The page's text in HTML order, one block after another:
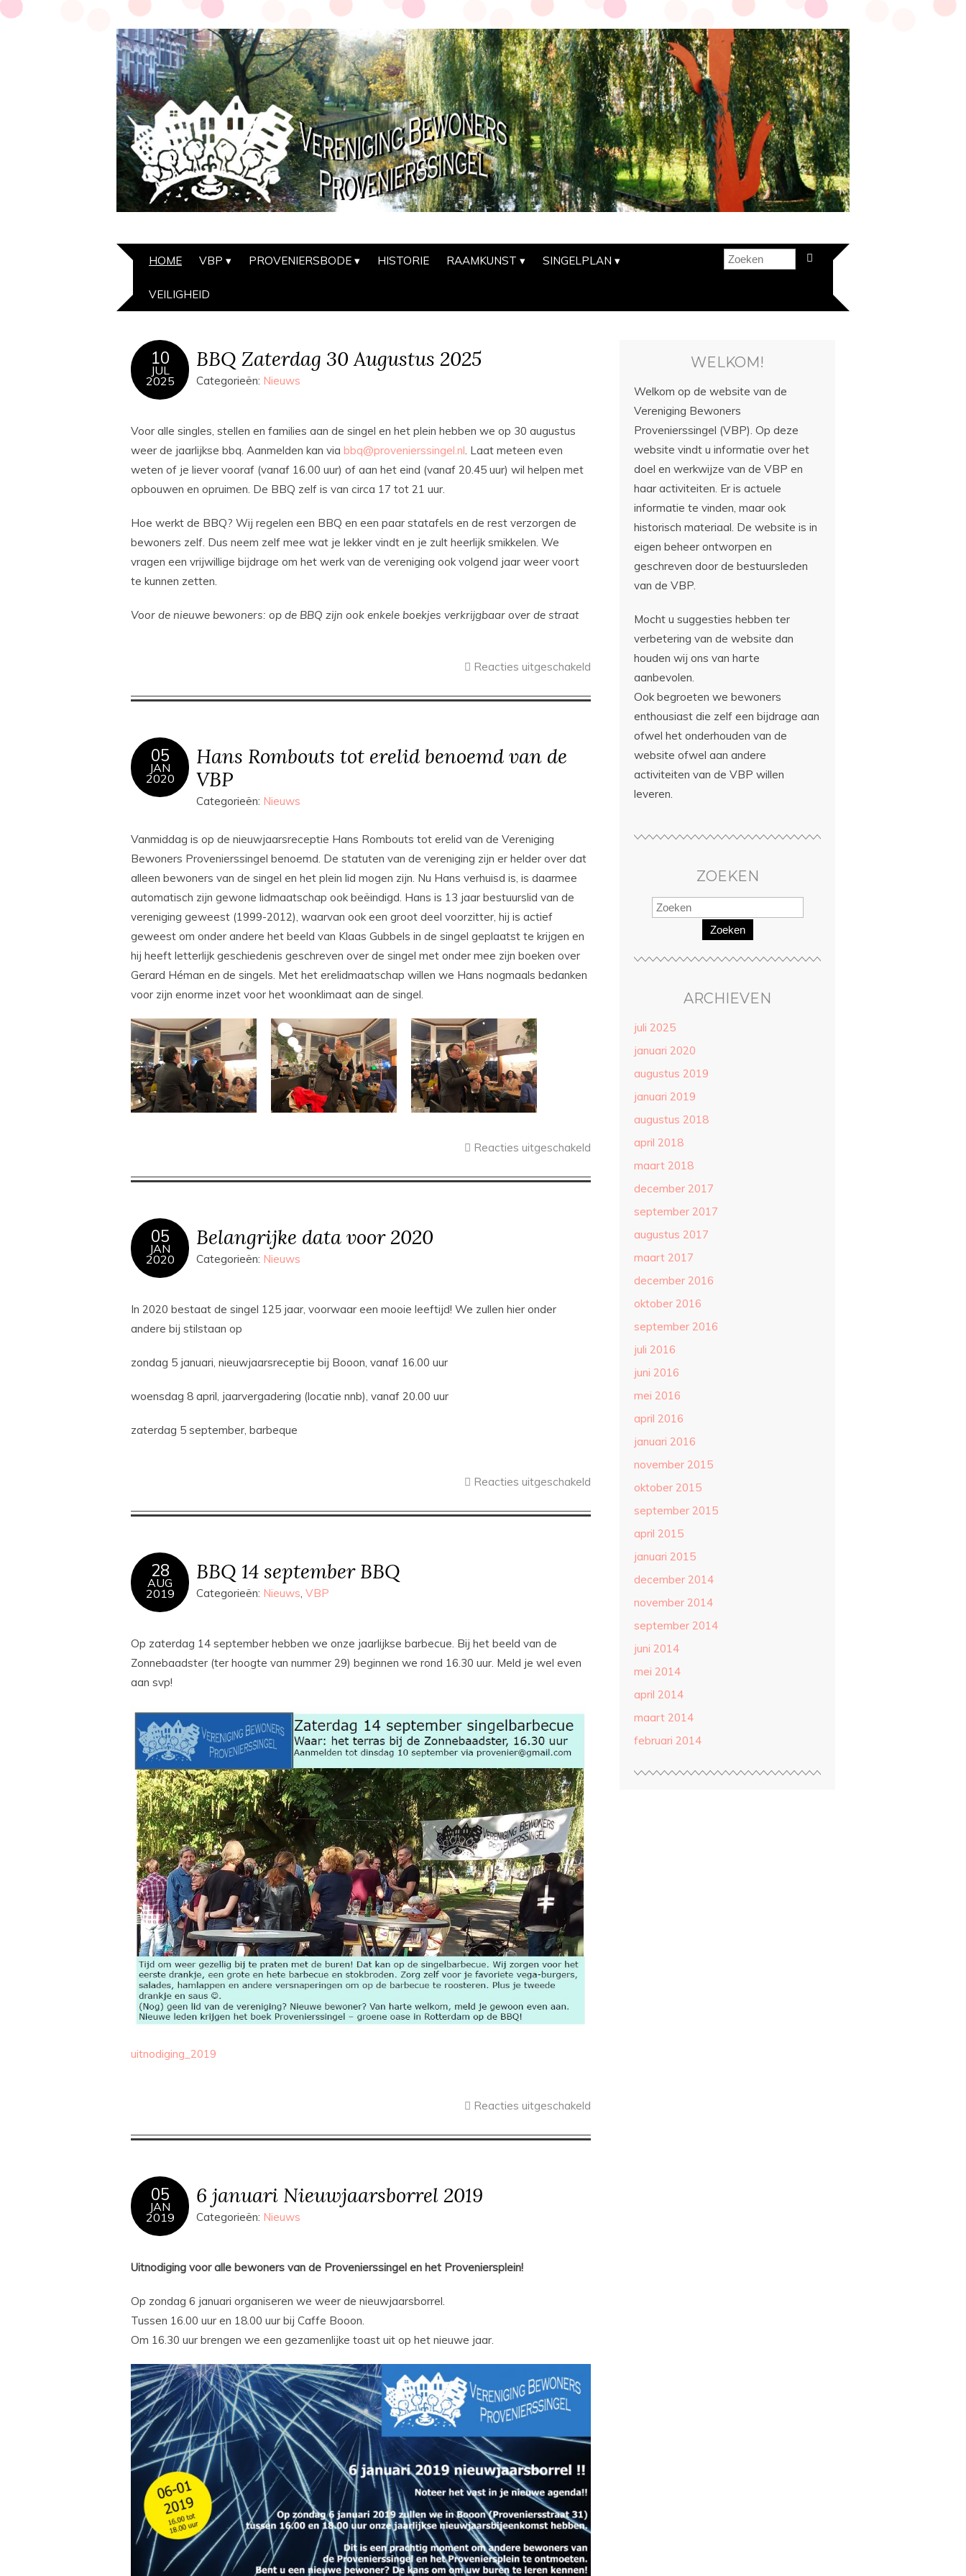
HOME VBP PROVENIERSBODE HISTORIE RAAMKUNST SINGELPLAN
VEILIGHEID
10
JUL
2025
BBQ Zaterdag 30 Augustus 2025
Categorieën: Nieuws
Voor alle singles, stellen en families aan de singel en het plein hebben we op 30 augustus
weer de jaarlijkse bbq. Aanmelden kan via bbq@provenierssingel.nl. Laat meteen even
weten of je liever vooraf (vanaf 16.00 uur) of aan het eind (vanaf 20.45 uur) wil helpen met
opbouwen en opruimen. De BBQ zelf is van circa 17 tot 21 uur.
Hoe werkt de BBQ? Wij regelen een BBQ en een paar statafels en de rest verzorgen de
bewoners zelf. Dus neem zelf mee wat je lekker vindt en je zult heerlijk smikkelen. We
vragen een vrijwillige bijdrage om het werk van de vereniging ook volgend jaar weer voort
te kunnen zetten.
Voor de nieuwe bewoners: op de BBQ zijn ook enkele boekjes verkrijgbaar over de straat
Reacties uitgeschakeld
05
JAN
2020
Hans Rombouts tot erelid benoemd van de
VBP
Categorieën: Nieuws
Vanmiddag is op de nieuwjaarsreceptie Hans Rombouts tot erelid van de Vereniging
Bewoners Provenierssingel benoemd. De statuten van de vereniging zijn er helder over dat
alleen bewoners van de singel en het plein lid mogen zijn. Nu Hans verhuisd is, is daarmee
automatisch zijn gewone lidmaatschap ook beëindigd. Hans is 13 jaar bestuurslid van de
vereniging geweest (1999-2012), waarvan ook een groot deel voorzitter, hij is actief
geweest om onder andere het beeld van Klaas Gubbels in de singel geplaatst te krijgen en
hij heeft letterlijk geschiedenis geschreven over de singel met onder mee zijn boeken over
Gerard Héman en de singels. Met het erelidmaatschap willen we Hans nogmaals bedanken
voor zijn enorme inzet voor het woonklimaat aan de singel.
Reacties uitgeschakeld
05
JAN
2020
Belangrijke data voor 2020
Categorieën: Nieuws
In 2020 bestaat de singel 125 jaar, voorwaar een mooie leeftijd! We zullen hier onder
andere bij stilstaan op
zondag 5 januari, nieuwjaarsreceptie bij Booon, vanaf 16.00 uur
woensdag 8 april, jaarvergadering (locatie nnb), vanaf 20.00 uur
zaterdag 5 september, barbeque
Reacties uitgeschakeld
28
AUG
2019
BBQ 14 september BBQ
Categorieën: Nieuws, VBP
Op zaterdag 14 september hebben we onze jaarlijkse barbecue. Bij het beeld van de
Zonnebaadster (ter hoogte van nummer 29) beginnen we rond 16.30 uur. Meld je wel even
aan svp!
uitnodiging_2019
Reacties uitgeschakeld
05
JAN
2019
6 januari Nieuwjaarsborrel 2019
Categorieën: Nieuws
Uitnodiging voor alle bewoners van de Provenierssingel en het Proveniersplein!
Op zondag 6 januari organiseren we weer de nieuwjaarsborrel.
Tussen 16.00 uur en 18.00 uur bij Caffe Booon.
Om 16.30 uur brengen we een gezamenlijke toast uit op het nieuwe jaar.
WELKOM!
Welkom op de website van de
Vereniging Bewoners
Provenierssingel (VBP). Op deze
website vindt u informatie over het
doel en werkwijze van de VBP en
haar activiteiten. Er is actuele
informatie te vinden, maar ook
historisch materiaal. De website is in
eigen beheer ontworpen en
geschreven door de bestuursleden
van de VBP.
Mocht u suggesties hebben ter
verbetering van de website dan
houden wij ons van harte
aanbevolen.
Ook begroeten we bewoners
enthousiast die zelf een bijdrage aan
ofwel het onderhouden van de
website ofwel aan andere
activiteiten van de VBP willen
leveren.
ZOEKEN
Zoeken
ARCHIEVEN
juli 2025
januari 2020
augustus 2019
januari 2019
augustus 2018
april 2018
maart 2018
december 2017
september 2017
augustus 2017
maart 2017
december 2016
oktober 2016
september 2016
juli 2016
juni 2016
mei 2016
april 2016
januari 2016
november 2015
oktober 2015
september 2015
april 2015
januari 2015
december 2014
november 2014
september 2014
juni 2014
mei 2014
april 2014
maart 2014
februari 2014